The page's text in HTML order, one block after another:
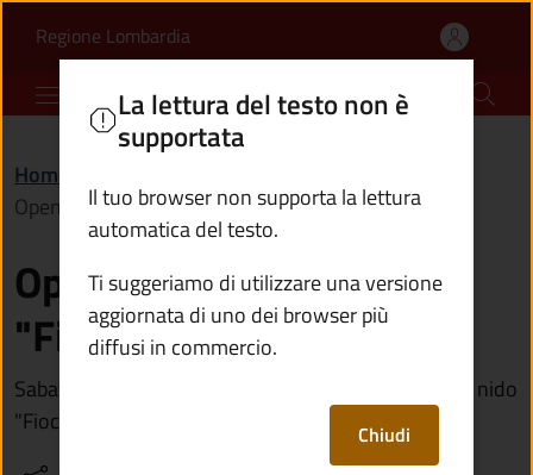
Open day Asilo nido
Regione Lombardia(apre in un'altra scheda).
Comune di Cedegolo
Home
Open day Asilo nido "Fiocchi di neve"
Open day Asilo nido
"Fiocchi di neve"
Sabato 11 gennaio si terrà l'open day presso l'asillo nido
"Fiocchi di neve" di Berzo Demo
La lettura del testo non è
supportata
Il tuo browser non supporta la lettura
automatica del testo.
Ti suggeriamo di utilizzare una versione
aggiornata di uno dei browser più
diffusi in commercio.
Chiudi